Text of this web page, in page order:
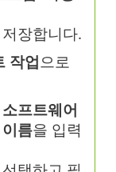
장합니다.
작업으로
소프트웨어
이름을 입력